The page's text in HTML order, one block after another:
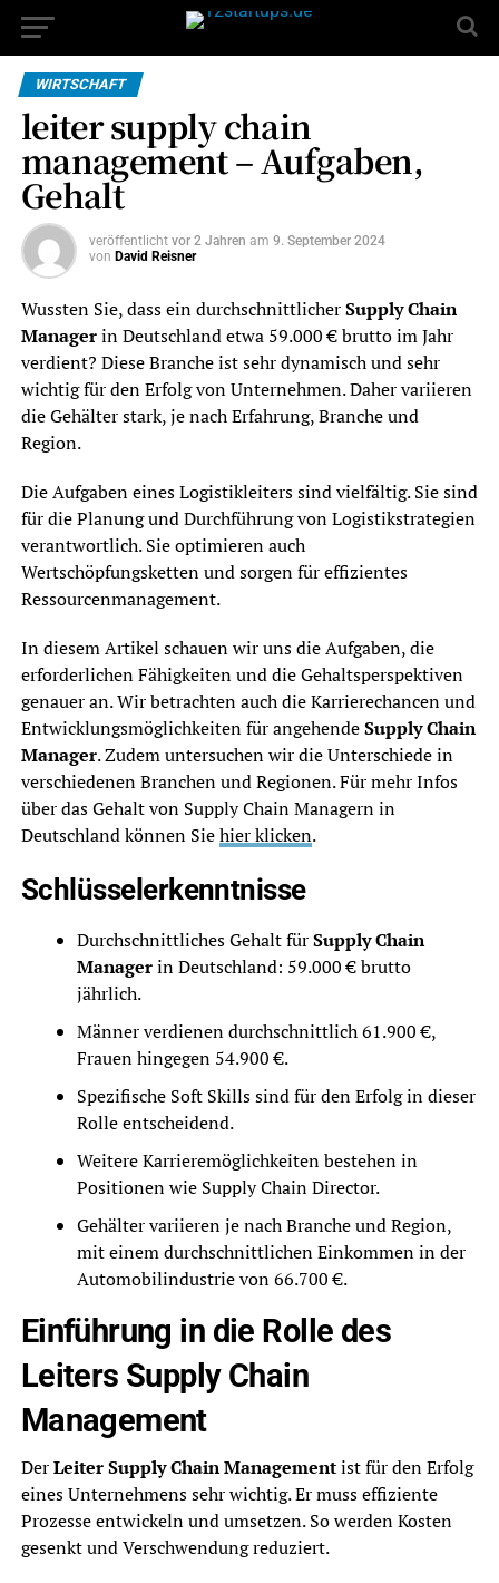
WIRTSCHAFT
leiter supply chain
management – Aufgaben,
Gehalt
veröffentlicht vor 2 Jahren am 9. September 2024
von David Reisner
Wussten Sie, dass ein durchschnittlicherSupply Chain
Managerin Deutschland etwa 59.000 € brutto im Jahr
verdient? Diese Branche ist sehr dynamisch und sehr
wichtig für den Erfolg von Unternehmen. Daher variieren
die Gehälter stark, je nach Erfahrung, Branche und
Region.
Die Aufgaben eines Logistikleiters sind vielfältig. Sie sind
für die Planung und Durchführung von Logistikstrategien
verantwortlich. Sie optimieren auch
Wertschöpfungsketten und sorgen für effizientes
Ressourcenmanagement.
In diesem Artikel schauen wir uns die Aufgaben, die
erforderlichen Fähigkeiten und die Gehaltsperspektiven
genauer an. Wir betrachten auch die Karrierechancen und
Entwicklungsmöglichkeiten für angehendeSupply Chain
Manager. Zudem untersuchen wir die Unterschiede in
verschiedenen Branchen und Regionen. Für mehr Infos
über das Gehalt von Supply Chain Managern in
Deutschland können Siehier klicken.
Schlüsselerkenntnisse
Durchschnittliches Gehalt fürSupply Chain
Managerin Deutschland: 59.000 € brutto
jährlich.
Männer verdienen durchschnittlich 61.900 €,
Frauen hingegen 54.900 €.
Spezifische Soft Skills sind für den Erfolg in dieser
Rolle entscheidend.
Weitere Karrieremöglichkeiten bestehen in
Positionen wie Supply Chain Director.
Gehälter variieren je nach Branche und Region,
mit einem durchschnittlichen Einkommen in der
Automobilindustrie von 66.700 €.
Einführung in die Rolle des
Leiters Supply Chain
Management
DerLeiter Supply Chain Managementist für den Erfolg
eines Unternehmens sehr wichtig. Er muss effiziente
Prozesse entwickeln und umsetzen. So werden Kosten
gesenkt und Verschwendung reduziert.